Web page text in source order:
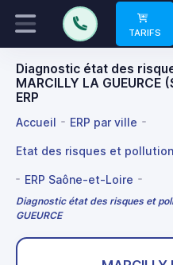
TARIFS
Diagnostic état des
MARCILLY LA
ERP
Accueil ERP par ville
Etat des risques et
ERP Saône-et-Loire
Diagnostic état des risques et
GUEURCE